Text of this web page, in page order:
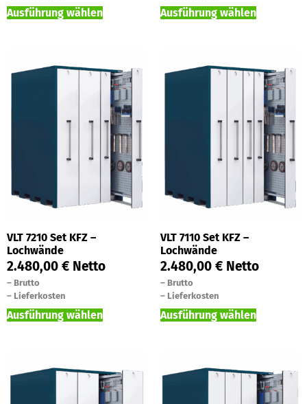
Ausführung wählen Ausführung wählen
VLT 7210 Set KFZ –
Lochwände
2.480,00 € Netto
– Brutto
– Lieferkosten
Ausführung wählen
VLT 7110 Set KFZ –
Lochwände
2.480,00 € Netto
– Brutto
– Lieferkosten
Ausführung wählen